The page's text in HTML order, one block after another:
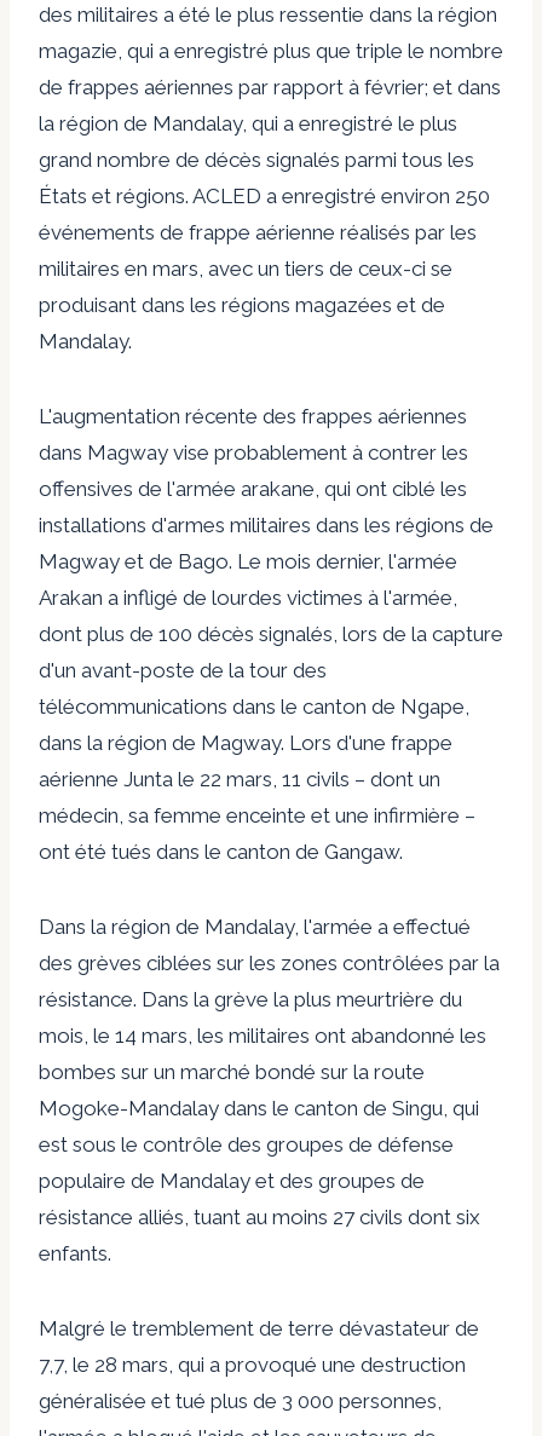
des militaires a été le plus ressentie dans la région
magazie, qui a enregistré plus que triple le nombre
de frappes aériennes par rapport à février; et dans
la région de Mandalay, qui a enregistré le plus
grand nombre de décès signalés parmi tous les
États et régions. ACLED a enregistré environ 250
événements de frappe aérienne réalisés par les
militaires en mars, avec un tiers de ceux-ci se
produisant dans les régions magazées et de
Mandalay.
L'augmentation récente des frappes aériennes
dans Magway vise probablement à contrer les
offensives de l'armée arakane, qui ont ciblé les
installations d'armes militaires dans les régions de
Magway et de Bago. Le mois dernier, l'armée
Arakan a infligé de lourdes victimes à l'armée,
dont plus de 100 décès signalés, lors de la capture
d'un avant-poste de la tour des
télécommunications dans le canton de Ngape,
dans la région de Magway. Lors d'une frappe
aérienne Junta le 22 mars, 11 civils – dont un
médecin, sa femme enceinte et une infirmière –
ont été tués dans le canton de Gangaw.
Dans la région de Mandalay, l'armée a effectué
des grèves ciblées sur les zones contrôlées par la
résistance. Dans la grève la plus meurtrière du
mois, le 14 mars, les militaires ont abandonné les
bombes sur un marché bondé sur la route
Mogoke-Mandalay dans le canton de Singu, qui
est sous le contrôle des groupes de défense
populaire de Mandalay et des groupes de
résistance alliés, tuant au moins 27 civils dont six
enfants.
Malgré le tremblement de terre dévastateur de
7,7, le 28 mars, qui a provoqué une destruction
généralisée et tué plus de 3 000 personnes,